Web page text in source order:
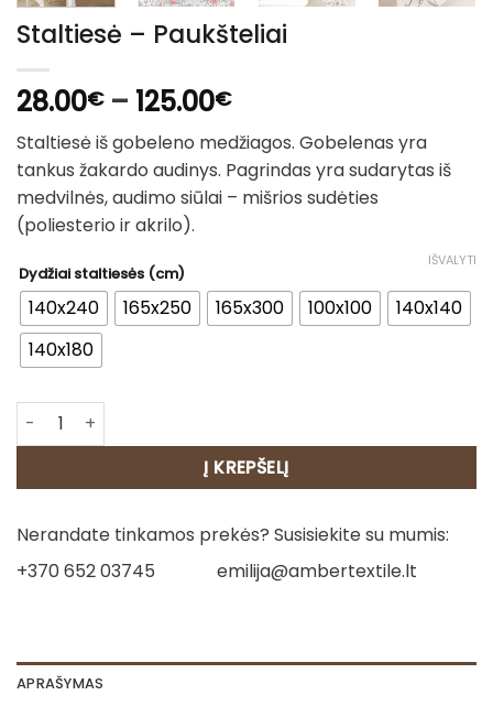
Staltiesė – Paukšteliai
28.00€ – 125.00€Price
range:
28.00€
through
125.00€
Staltiesė iš gobeleno medžiagos. Gobelenas yra
tankus žakardo audinys. Pagrindas yra sudarytas iš
medvilnės, audimo siūlai – mišrios sudėties
(poliesterio ir akrilo).
Dydžiai staltiesės (cm)
140x240 165x250 165x300 100x100
140x140
140x180
IŠVALYTI
produkto kiekis: Staltiesė - Paukšteliai
Į KREPŠELĮ
Nerandate tinkamos prekės? Susisiekite su mumis:
+370 652 03745
emilija@ambertextile.lt
APRAŠYMAS